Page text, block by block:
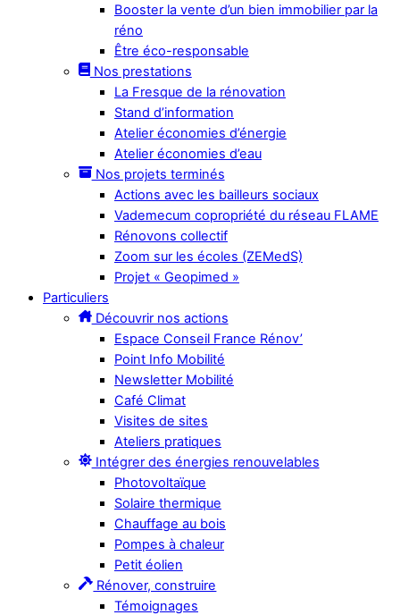
Booster la vente d’un bien immobilier par la
réno
Être éco-responsable
Nos prestations
La Fresque de la rénovation
Stand d’information
Atelier économies d’énergie
Atelier économies d’eau
Nos projets terminés
Actions avec les bailleurs sociaux
Vademecum copropriété du réseau FLAME
Rénovons collectif
Zoom sur les écoles (ZEMedS)
Projet « Geopimed »
Particuliers
Découvrir nos actions
Espace Conseil France Rénov’
Point Info Mobilité
Newsletter Mobilité
Café Climat
Visites de sites
Ateliers pratiques
Intégrer des énergies renouvelables
Photovoltaïque
Solaire thermique
Chauffage au bois
Pompes à chaleur
Petit éolien
Rénover, construire
Témoignages